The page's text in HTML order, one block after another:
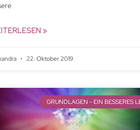
»
22. Oktober 2019
GRUNDLAGEN - EIN BESSERES